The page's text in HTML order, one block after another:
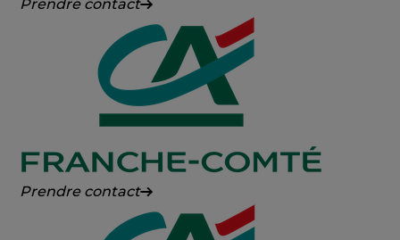
Crédit
Prendre contact
Crédit
Prendre contact